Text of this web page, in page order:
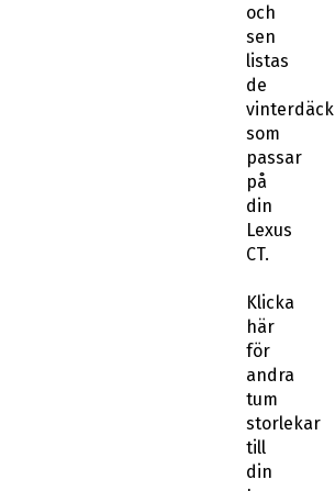
och
sen
listas
de
vinterdäck
som
passar
på
din
Lexus
CT.
Klicka
här
för
andra
tum
storlekar
till
din